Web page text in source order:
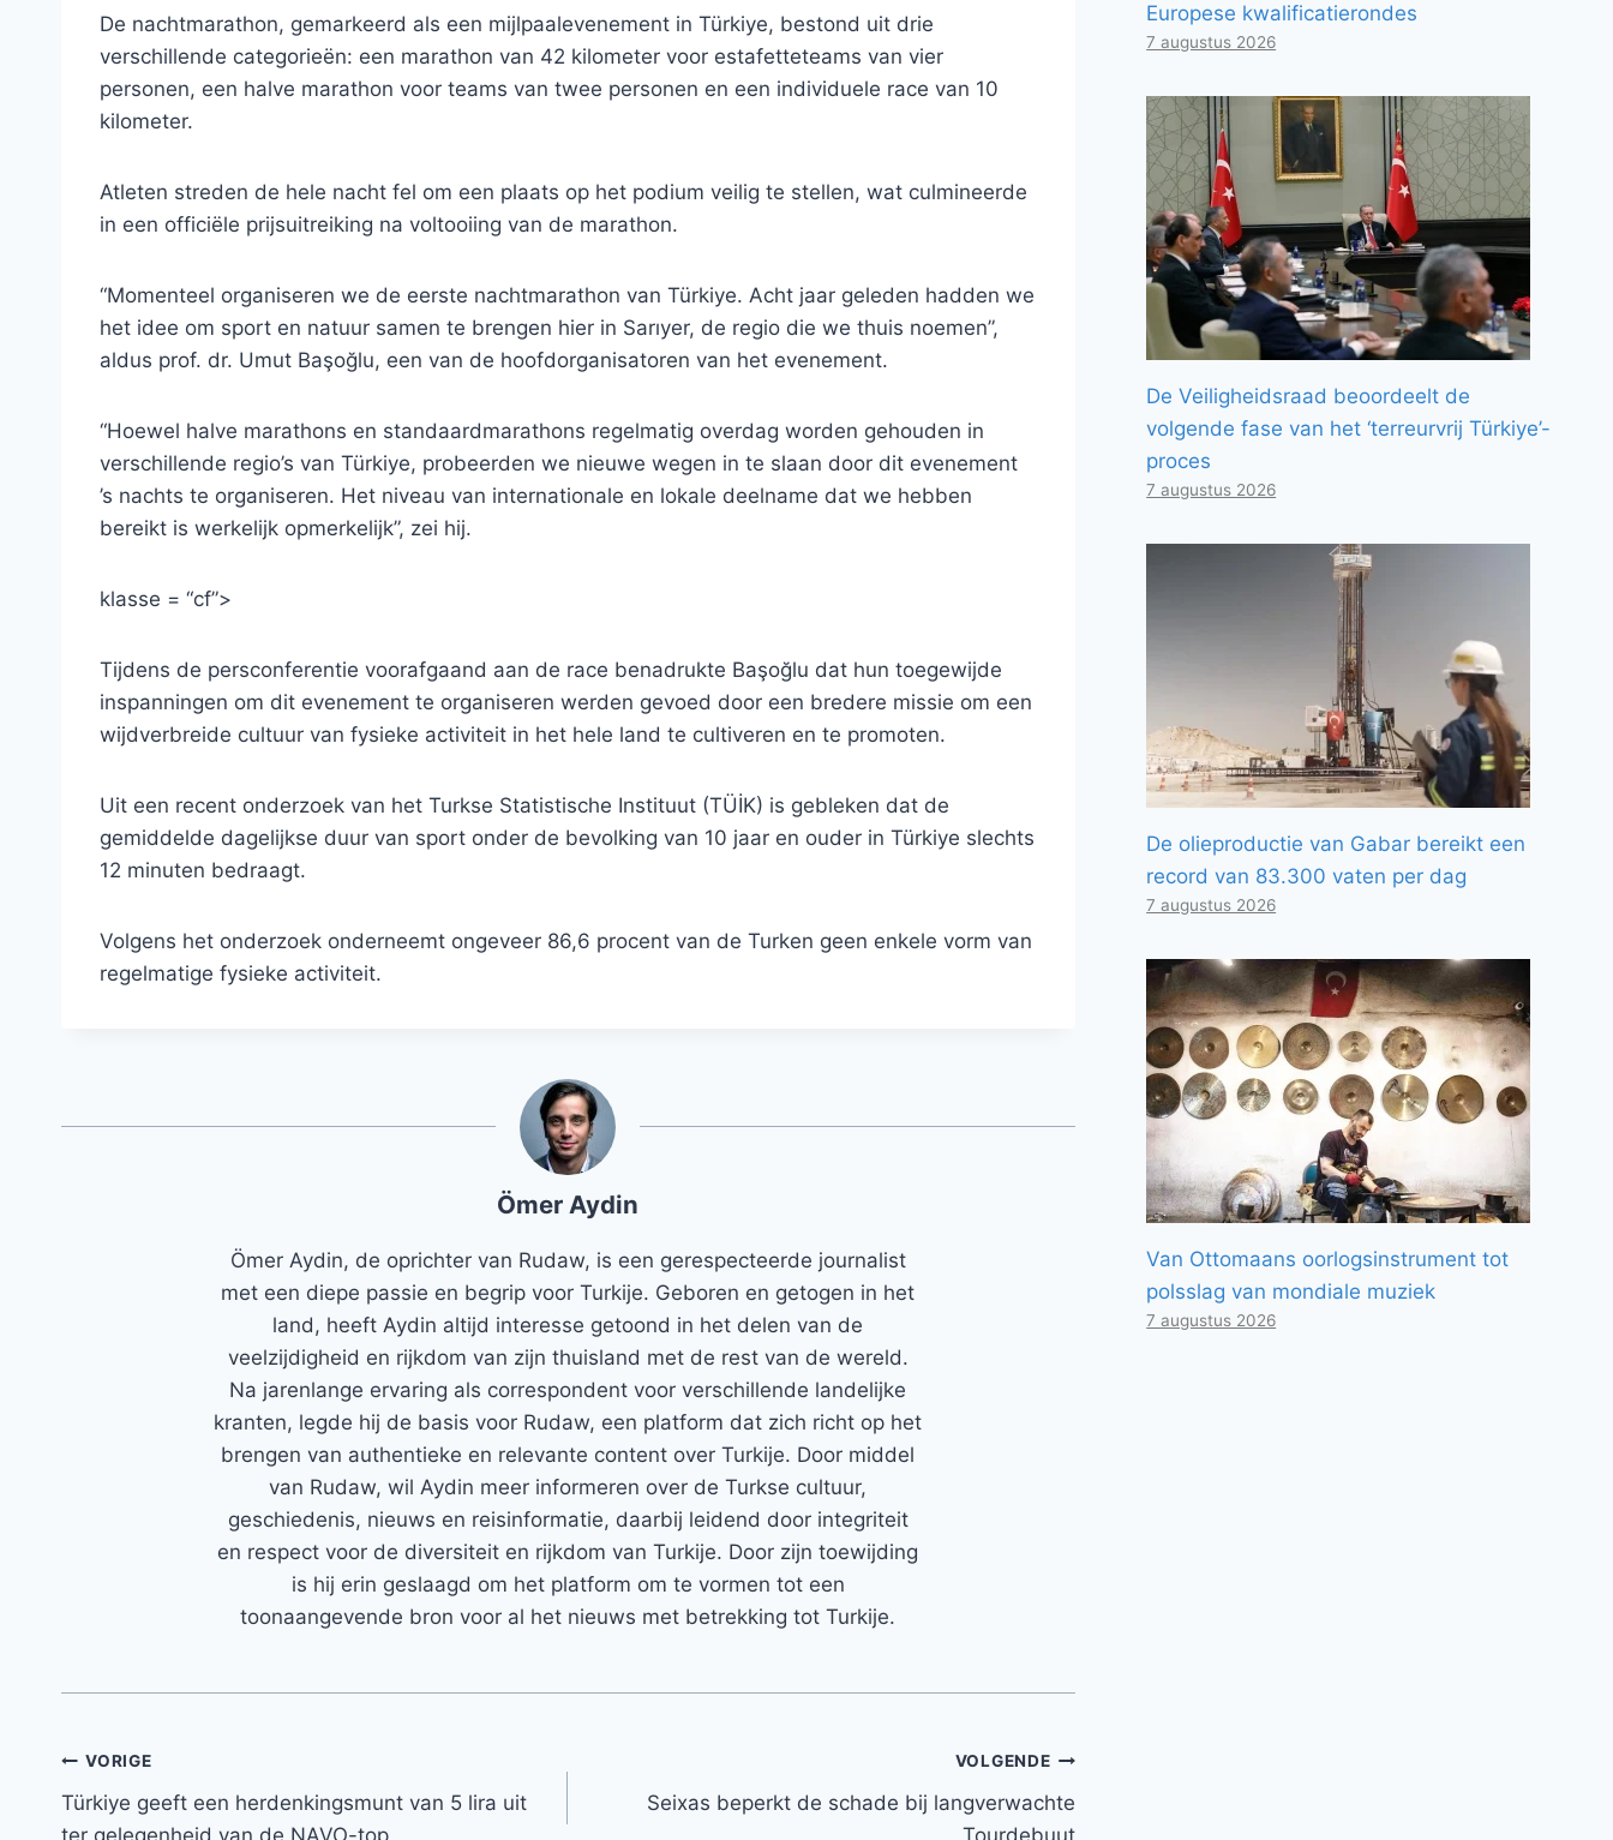
De nachtmarathon, gemarkeerd als een mijlpaalevenement in Türkiye, bestond uit drie
verschillende categorieën: een marathon van 42 kilometer voor estafetteteams van vier
personen, een halve marathon voor teams van twee personen en een individuele race van 10
kilometer.
Atleten streden de hele nacht fel om een ​​plaats op het podium veilig te stellen, wat culmineerde
in een officiële prijsuitreiking na voltooiing van de marathon.
“Momenteel organiseren we de eerste nachtmarathon van Türkiye. Acht jaar geleden hadden we
het idee om sport en natuur samen te brengen hier in Sarıyer, de regio die we thuis noemen”,
aldus prof. dr. Umut Başoğlu, een van de hoofdorganisatoren van het evenement.
“Hoewel halve marathons en standaardmarathons regelmatig overdag worden gehouden in
verschillende regio’s van Türkiye, probeerden we nieuwe wegen in te slaan door dit evenement
’s nachts te organiseren. Het niveau van internationale en lokale deelname dat we hebben
bereikt is werkelijk opmerkelijk”, zei hij.
klasse = “cf”>
Tijdens de persconferentie voorafgaand aan de race benadrukte Başoğlu dat hun toegewijde
inspanningen om dit evenement te organiseren werden gevoed door een bredere missie om een
​​wijdverbreide cultuur van fysieke activiteit in het hele land te cultiveren en te promoten.
Uit een recent onderzoek van het Turkse Statistische Instituut (TÜİK) is gebleken dat de
gemiddelde dagelijkse duur van sport onder de bevolking van 10 jaar en ouder in Türkiye slechts
12 minuten bedraagt.
Volgens het onderzoek onderneemt ongeveer 86,6 procent van de Turken geen enkele vorm van
regelmatige fysieke activiteit.
Ömer Aydin
Ömer Aydin, de oprichter van Rudaw, is een gerespecteerde journalist
met een diepe passie en begrip voor Turkije. Geboren en getogen in het
land, heeft Aydin altijd interesse getoond in het delen van de
veelzijdigheid en rijkdom van zijn thuisland met de rest van de wereld.
Na jarenlange ervaring als correspondent voor verschillende landelijke
kranten, legde hij de basis voor Rudaw, een platform dat zich richt op het
brengen van authentieke en relevante content over Turkije. Door middel
van Rudaw, wil Aydin meer informeren over de Turkse cultuur,
geschiedenis, nieuws en reisinformatie, daarbij leidend door integriteit
en respect voor de diversiteit en rijkdom van Turkije. Door zijn toewijding
is hij erin geslaagd om het platform om te vormen tot een
toonaangevende bron voor al het nieuws met betrekking tot Turkije.
Bericht
navigatie
VORIGE
Türkiye geeft een herdenkingsmunt van 5 lira uit
ter gelegenheid van de NAVO-top
VOLGENDE
Seixas beperkt de schade bij langverwachte
Tourdebuut
Europese kwalificatierondes
7 augustus 2026
De Veiligheidsraad beoordeelt de
volgende fase van het ‘terreurvrij Türkiye’-
proces
7 augustus 2026
De olieproductie van Gabar bereikt een
record van 83.300 vaten per dag
7 augustus 2026
Van Ottomaans oorlogsinstrument tot
polsslag van mondiale muziek
7 augustus 2026